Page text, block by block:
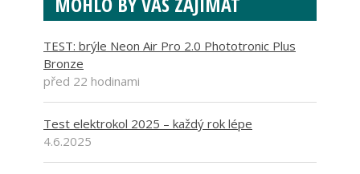
TEST: brýle Neon Air Pro 2.0 Phototronic Plus
Bronze
před 22 hodinami
Test elektrokol 2025 – každý rok lépe
4.6.2025